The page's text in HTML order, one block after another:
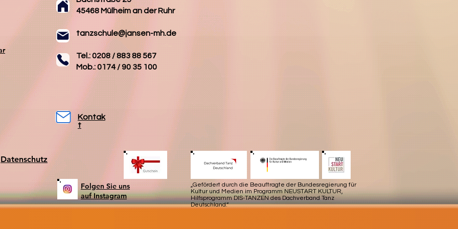
45468 Mülheim an der Ruhr
tanzschule@jansen-mh.de
Tel.: 0208 / 883 88 567
Mob.: 0174 / 90 35 100
Kontak
t
Datenschutz
Folgen Sie uns
auf Instagram
„Gefördert durch die Beauftragte der Bundesregierung für
Kultur und Medien im Programm NEUSTART KULTUR,
Hilfsprogramm DIS-TANZEN des Dachverband Tanz
Deutschland.“